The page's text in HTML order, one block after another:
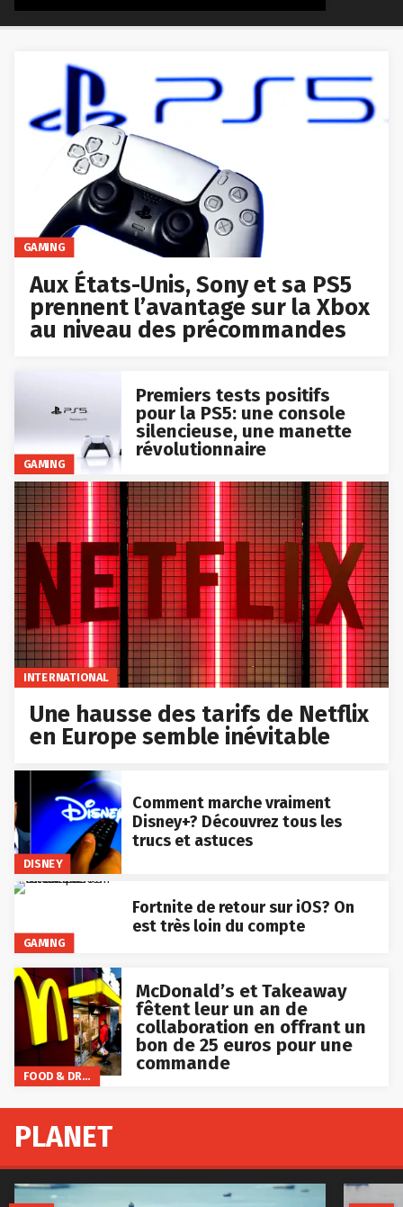
GAMING
Aux États-Unis, Sony et sa PS5
prennent l’avantage sur la Xbox
au niveau des précommandes
GAMING
Premiers tests positifs
pour la PS5: une console
silencieuse, une manette
révolutionnaire
INTERNATIONAL
Une hausse des tarifs de Netflix
en Europe semble inévitable
DISNEY
Comment marche vraiment
Disney+? Découvrez tous les
trucs et astuces
GAMING
Fortnite de retour sur iOS? On
est très loin du compte
FOOD & DRINKS
McDonald’s et Takeaway
fêtent leur un an de
collaboration en offrant un
bon de 25 euros pour une
commande
PLANET